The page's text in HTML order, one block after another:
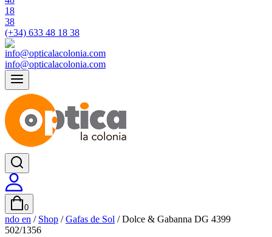
(+34) 633 48 18 38
info@opticalacolonia.com
0
ndo en / Shop / Gafas de Sol / Dolce & Gabanna DG 4399
502/1356